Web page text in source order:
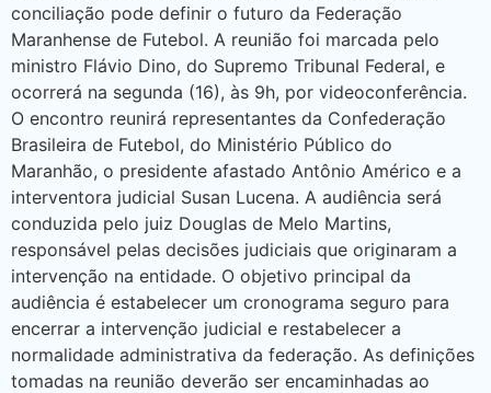
conciliação pode definir o futuro da Federação
Maranhense de Futebol. A reunião foi marcada pelo
ministro Flávio Dino, do Supremo Tribunal Federal, e
ocorrerá na segunda (16), às 9h, por videoconferência.
O encontro reunirá representantes da Confederação
Brasileira de Futebol, do Ministério Público do
Maranhão, o presidente afastado Antônio Américo e a
interventora judicial Susan Lucena. A audiência será
conduzida pelo juiz Douglas de Melo Martins,
responsável pelas decisões judiciais que originaram a
intervenção na entidade. O objetivo principal da
audiência é estabelecer um cronograma seguro para
encerrar a intervenção judicial e restabelecer a
normalidade administrativa da federação. As definições
tomadas na reunião deverão ser encaminhadas ao